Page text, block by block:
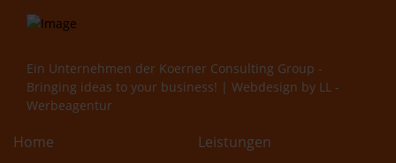
Ein Unternehmen der Koerner Consulting Group -
Bringing ideas to your business! | Webdesign by LL -
Werbeagentur
Home Leistungen